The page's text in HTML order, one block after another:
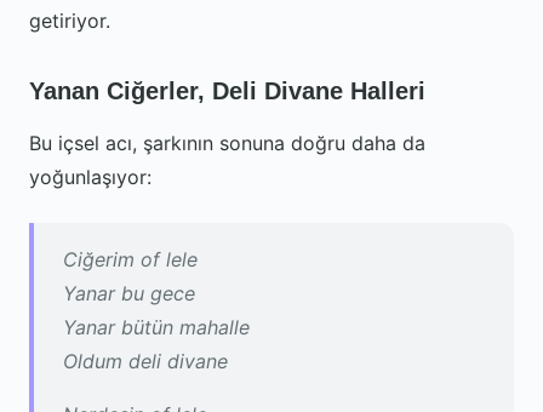
getiriyor.
Yanan Ciğerler, Deli Divane Halleri
Bu içsel acı, şarkının sonuna doğru daha da
yoğunlaşıyor:
Ciğerim of lele
Yanar bu gece
Yanar bütün mahalle
Oldum deli divane